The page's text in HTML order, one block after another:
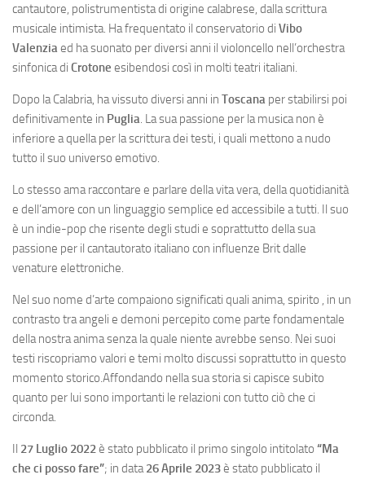
cantautore, polistrumentista di origine calabrese, dalla scrittura
musicale intimista. Ha frequentato il conservatorio di Vibo
Valenziaed ha suonato per diversi anni il violoncello nell’orchestra
sinfonica di Crotone esibendosi così in molti teatri italiani.
Dopo la Calabria, ha vissuto diversi anni in Toscana per stabilirsi poi
definitivamente in Puglia. La sua passione per la musica non è
inferiore a quella per la scrittura dei testi, i quali mettono a nudo
tutto il suo universo emotivo.
Lo stesso ama raccontare e parlare della vita vera, della quotidianità
e dell’amore con un linguaggio semplice ed accessibile a tutti. Il suo
è un indie-pop che risente degli studi e soprattutto della sua
passione per il cantautorato italiano con influenze Brit dalle
venature elettroniche.
Nel suo nome d’arte compaiono significati quali anima, spirito , in un
contrasto tra angeli e demoni percepito come parte fondamentale
della nostra anima senza la quale niente avrebbe senso. Nei suoi
testi riscopriamo valori e temi molto discussi soprattutto in questo
momento storico.Affondando nella sua storia si capisce subito
quanto per lui sono importanti le relazioni con tutto ciò che ci
circonda.
Il 27 Luglio 2022è stato pubblicato il primo singolo intitolato “Ma
che ci posso fare”; in data26 Aprile 2023è stato pubblicato il